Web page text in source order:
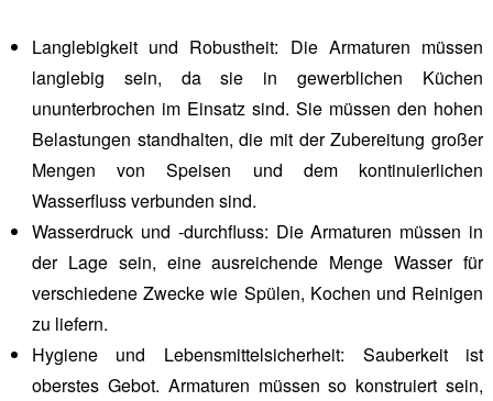
Langlebigkeit und Robustheit: Die Armaturen müssen
langlebig sein, da sie in gewerblichen Küchen
ununterbrochen im Einsatz sind. Sie müssen den hohen
Belastungen standhalten, die mit der Zubereitung großer
Mengen von Speisen und dem kontinuierlichen
Wasserfluss verbunden sind.
Wasserdruck und -durchfluss: Die Armaturen müssen in
der Lage sein, eine ausreichende Menge Wasser für
verschiedene Zwecke wie Spülen, Kochen und Reinigen
zu liefern.
Hygiene und Lebensmittelsicherheit: Sauberkeit ist
oberstes Gebot. Armaturen müssen so konstruiert sein,